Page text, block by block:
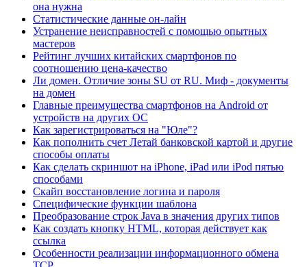
она нужна
Статистические данные он-лайн
Устранение неисправностей с помощью опытных
мастеров
Рейтинг лучших китайских смартфонов по
соотношению цена-качество
Ли домен. Отличие зоны SU от RU. Миф - документы
на домен
Главные преимущества смартфонов на Android от
устройств на других ОС
Как зарегистрироваться на "Юле"?
Как пополнить счет Летай банковской картой и другие
способы оплаты
Как сделать скриншот на iPhone, iPad или iPod пятью
способами
Скайп восстановление логина и пароля
Специфические функции шаблона
Преобразование строк Java в значения других типов
Как создать кнопку HTML, которая действует как
ссылка
Особенности реализации информационного обмена